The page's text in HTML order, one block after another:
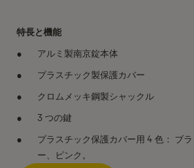
特長と機能
アルミ製南京錠本体
プラスチック製保護カバー
クロムメッキ鋼製シャックル
3 つの鍵
プラスチック保護カバー用 4 色： ブ
ー、ピンク。